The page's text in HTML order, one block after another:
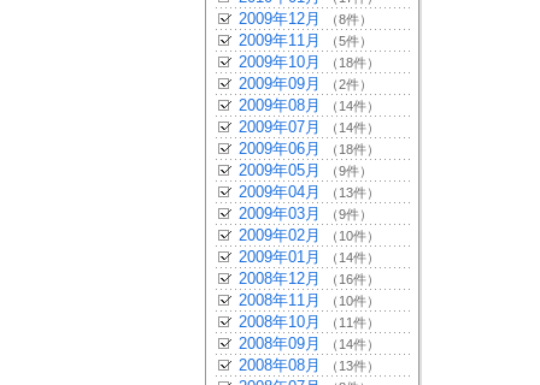
2009年12月 （8件）
2009年11月 （5件）
2009年10月 （18件）
2009年09月 （2件）
2009年08月 （14件）
2009年07月 （14件）
2009年06月 （18件）
2009年05月 （9件）
2009年04月 （13件）
2009年03月 （9件）
2009年02月 （10件）
2009年01月 （14件）
2008年12月 （16件）
2008年11月 （10件）
2008年10月 （11件）
2008年09月 （14件）
2008年08月 （13件）